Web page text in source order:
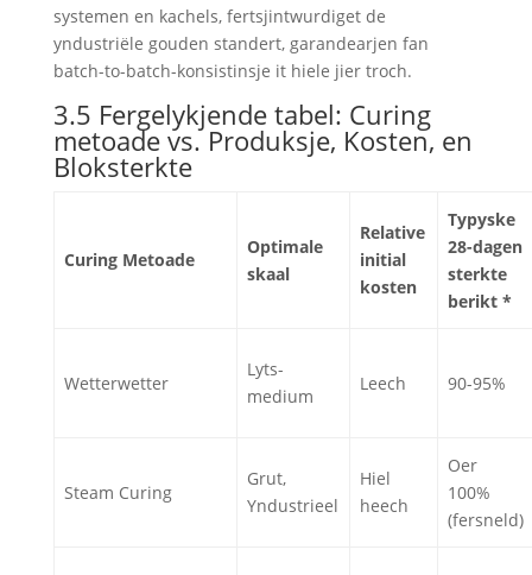
systemen en kachels, fertsjintwurdiget de
yndustriële gouden standert, garandearjen fan
batch-to-batch-konsistinsje it hiele jier troch.
3.5 Fergelykjende tabel: Curing
metoade vs. Produksje, Kosten, en
Bloksterkte
Curing Metoade
Optimale
skaal
Relative
initial
kosten
Typyske
28-dagen
sterkte
berikt *
Wetterwetter
Lyts-
medium
Leech 90-95%
Steam Curing
Grut,
Yndustrieel
Hiel
heech
Oer
100%
(fersneld)